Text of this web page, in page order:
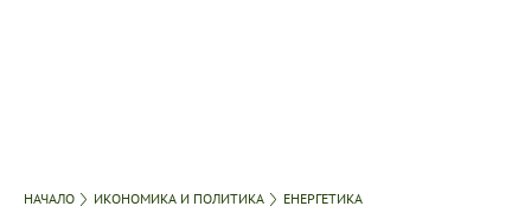
НАЧАЛО ИКОНОМИКА И ПОЛИТИКА ЕНЕРГЕТИКА